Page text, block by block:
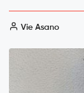
Vie Asano